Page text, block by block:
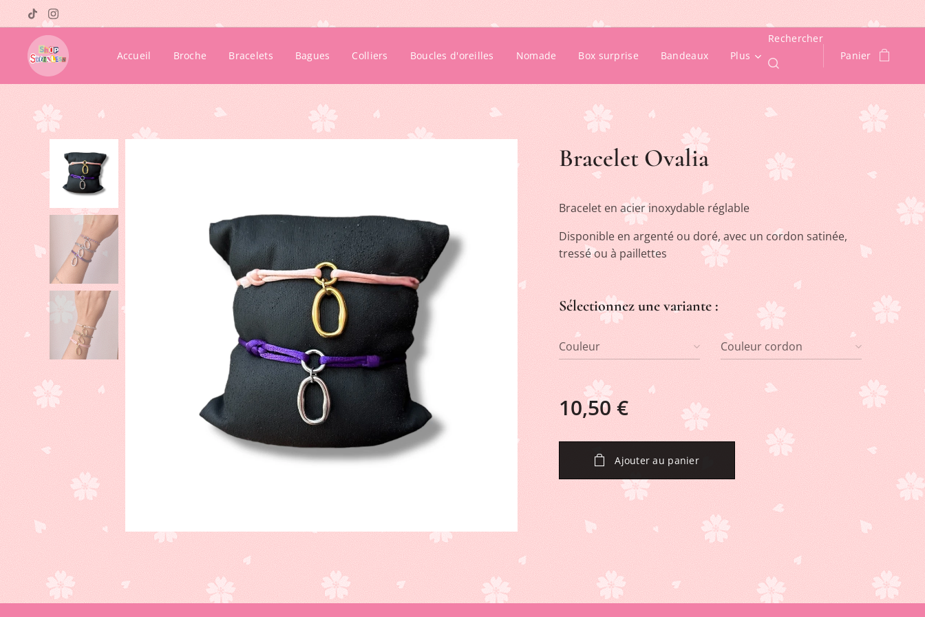
Accueil Broche Bracelets Bagues Colliers Boucles d'oreilles Nomade Box surprise Bandeaux Plus
Rechercher
Panier
Bracelet Ovalia
Bracelet en acier inoxydable réglable
Disponible en argenté ou doré, avec un cordon satinée,
tressé ou à paillettes ✨
Sélectionnez une variante :
Couleur Couleur cordon
10,50€
Ajouter au panier